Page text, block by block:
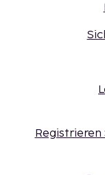
Registrieren